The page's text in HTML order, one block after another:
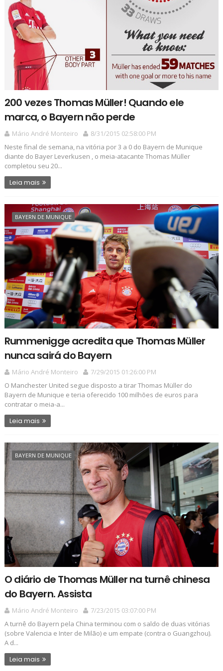
200 vezes Thomas Müller! Quando ele
marca, o Bayern não perde
Mário André Monteiro
8/31/2015 02:58:00 PM
Neste final de semana, na vitória por 3 a 0 do Bayern de Munique
diante do Bayer Leverkusen , o meia-atacante Thomas Müller
completou seu 20...
Leia mais
BAYERN DE MUNIQUE
Rummenigge acredita que Thomas Müller
nunca sairá do Bayern
Mário André Monteiro
7/29/2015 01:26:00 PM
O Manchester United segue disposto a tirar Thomas Müller do
Bayern de Munique e teria oferecido 100 milhões de euros para
contratar o meia-a...
Leia mais
BAYERN DE MUNIQUE
O diário de Thomas Müller na turnê chinesa
do Bayern. Assista
Mário André Monteiro
7/23/2015 03:07:00 PM
A turnê do Bayern pela China terminou com o saldo de duas vitórias
(sobre Valencia e Inter de Milão) e um empate (contra o Guangzhou).
A d...
Leia mais